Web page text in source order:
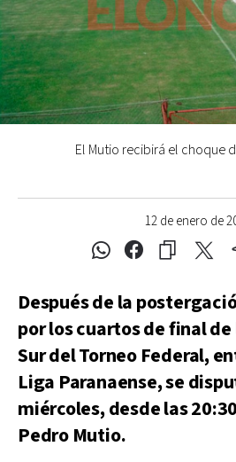
12 de enero de
El Mutio recibirá el choque
Después de la
por los cuartos de final
Sur del Torneo Federal,
Liga Paranaense, se
miércoles, desde las
Pedro Mutio.